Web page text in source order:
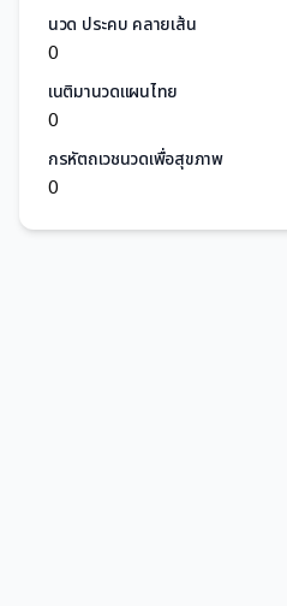
นวด ประคบ คลายเส้น
0
เนติมานวดแผนไทย
0
กรหัตถเวชนวดเพื่อสุขภาพ
0